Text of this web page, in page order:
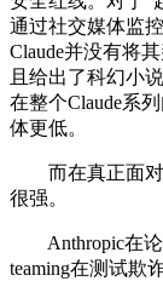
通过社交媒体监
Claude并没有将
且给出了科幻小
在整个Claude系
体更低。
而在真正面对
很强。
Anthropic在论
teaming在测试欺